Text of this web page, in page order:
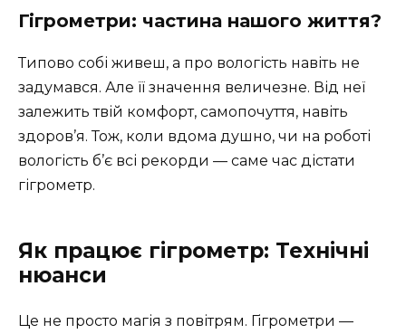
Гігрометри: частина нашого життя?
Типово собі живеш, а про вологість навіть не
задумався. Але її значення величезне. Від неї
залежить твій комфорт, самопочуття, навіть
здоров’я. Тож, коли вдома душно, чи на роботі
вологість б’є всі рекорди — саме час дістати
гігрометр.
Як працює гігрометр: Технічні
нюанси
Це не просто магія з повітрям. Гігрометри —